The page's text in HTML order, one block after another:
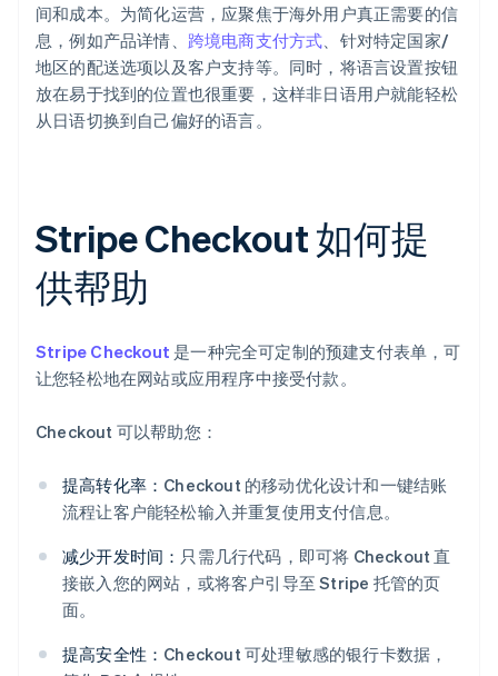
间和成本。为简化运营，应聚焦于海外用户真正需要的信
息，例如产品详情、 跨境电商支付方式、针对特定国家/
地区的配送选项以及客户支持等。同时，将语言设置按钮
放在易于找到的位置也很重要，这样非日语用户就能轻松
从日语切换到自己偏好的语言。
Stripe Checkout 如何提
供帮助
Stripe Checkout 是一种完全可定制的预建支付表单，可
让您轻松地在网站或应用程序中接受付款。
Checkout 可以帮助您：
提高转化率： Checkout 的移动优化设计和一键结账
流程让客户能轻松输入并重复使用支付信息。
减少开发时间： 只需几行代码，即可将 Checkout 直
接嵌入您的网站，或将客户引导至 Stripe 托管的页
面。
提高安全性： Checkout 可处理敏感的银行卡数据，